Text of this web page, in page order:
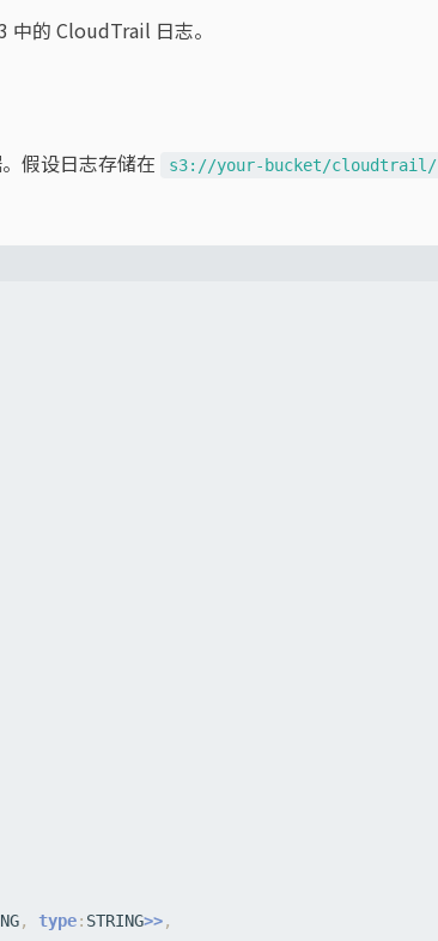
中的 CloudTrail 日志。
假设日志存储在
s3://your-bucket/cloudtrail/
, type: STRING>>,